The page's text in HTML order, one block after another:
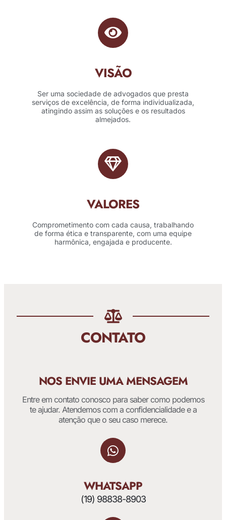
VISÃO
Ser uma sociedade de advogados que presta
serviços de excelência, de forma individualizada,
atingindo assim as soluções e os resultados
almejados.
VALORES
Comprometimento com cada causa, trabalhando
de forma ética e transparente, com uma equipe
harmônica, engajada e producente.
CONTATO
NOS ENVIE UMA MENSAGEM
Entre em contato conosco para saber como podemos
te ajudar. Atendemos com a confidencialidade e a
atenção que o seu caso merece.
WHATSAPP
(19) 98838-8903